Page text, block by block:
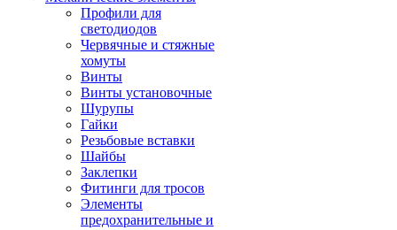
Профили для
светодиодов
Червячные и стяжные
хомуты
Винты
Винты установочные
Шурупы
Гайки
Резьбовые вставки
Шайбы
Заклепки
Фитинги для тросов
Элементы
предохранительные и